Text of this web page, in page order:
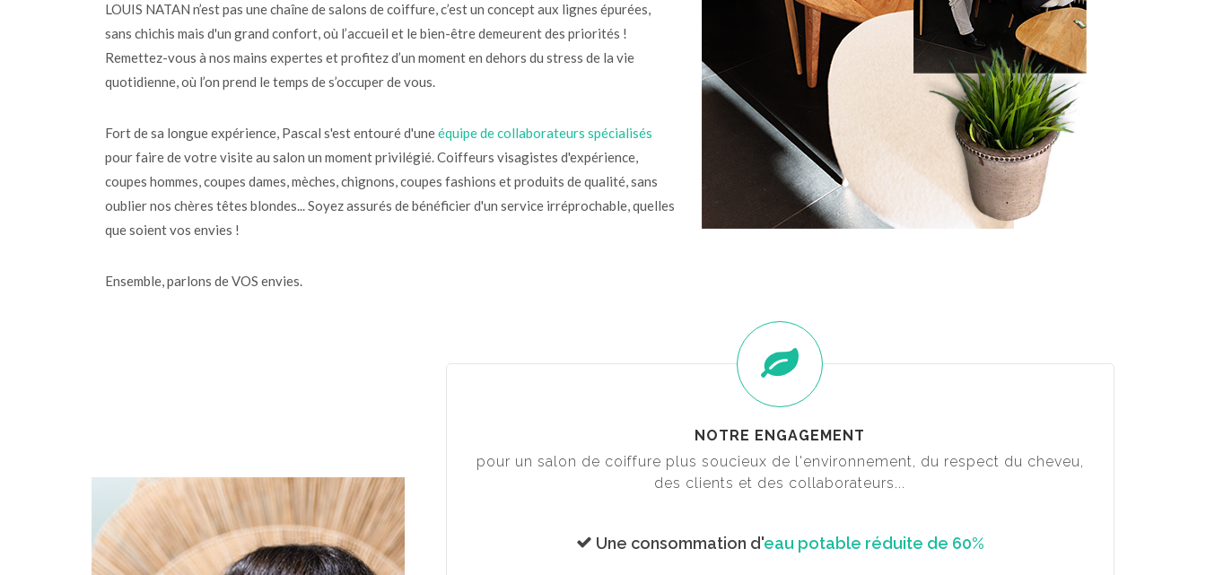
LOUIS NATAN n’est pas une chaîne de salons de coiffure, c’est un concept aux lignes épurées,
sans chichis mais d'un grand confort, où l’accueil et le bien-être demeurent des priorités !
Remettez-vous à nos mains expertes et profitez d’un moment en dehors du stress de la vie
quotidienne, où l’on prend le temps de s’occuper de vous.
Fort de sa longue expérience, Pascal s'est entouré d'uneéquipe de collaborateurs spécialisés
pour faire de votre visite au salon un moment privilégié. Coiffeurs visagistes d'expérience,
coupes hommes, coupes dames, mèches, chignons, coupes fashions et produits de qualité, sans
oublier nos chères têtes blondes... Soyez assurés de bénéficier d'un service irréprochable, quelles
que soient vos envies !
Ensemble, parlons de VOS envies.
NOTRE ENGAGEMENT
pour un salon de coiffure plus soucieux de l'environnement, du respect du cheveu,
des clients et des collaborateurs...
Une consommation d'eau potable réduite de 60%